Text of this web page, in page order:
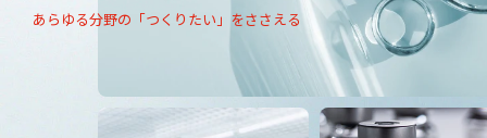
あ ら ゆる分野の 「つく り たい 」 をささえる